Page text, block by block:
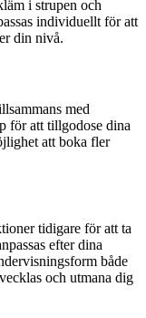
i strupen och
individuellt för att
din nivå.
med
för att tillgodose dina
att boka fler
tidigare för att ta
efter dina
både
och utmana dig